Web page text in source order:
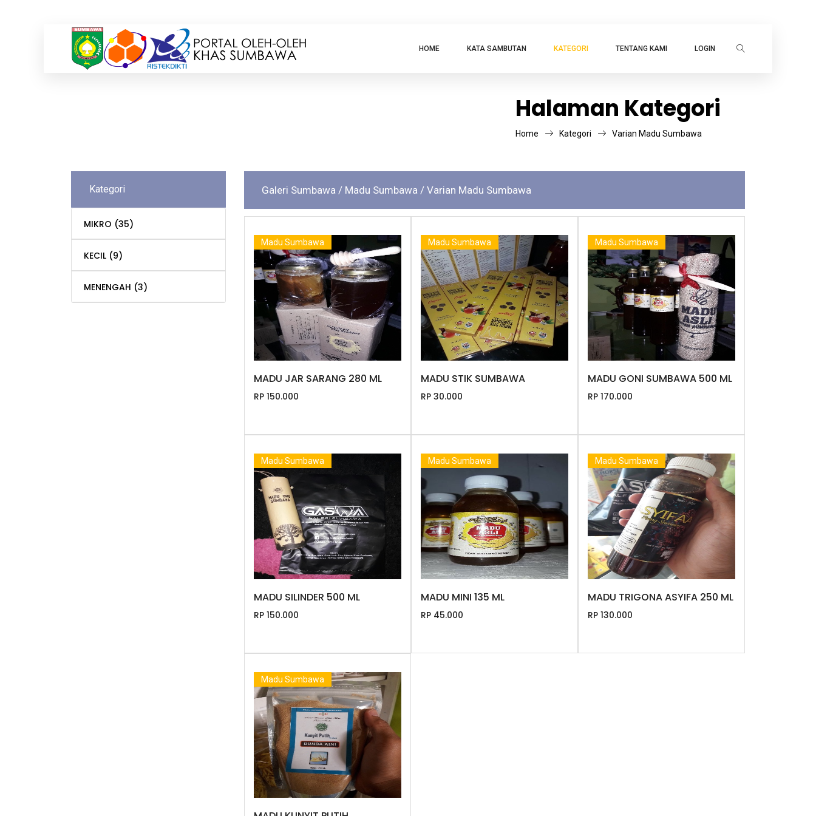
HOME KATA SAMBUTAN KATEGORI TENTANG KAMI LOGIN
Halaman Kategori
Home Kategori Varian Madu Sumbawa
Kategori
MIKRO (35)
KECIL (9)
MENENGAH (3)
Galeri Sumbawa / Madu Sumbawa / Varian Madu Sumbawa
Madu Sumbawa
MADU JAR SARANG 280 ML
RP 150.000
Madu Sumbawa
MADU STIK SUMBAWA
RP 30.000
Madu Sumbawa
MADU GONI SUMBAWA 500 ML
RP 170.000
Madu Sumbawa
MADU SILINDER 500 ML
RP 150.000
Madu Sumbawa
MADU MINI 135 ML
RP 45.000
Madu Sumbawa
MADU TRIGONA ASYIFA 250 ML
RP 130.000
Madu Sumbawa